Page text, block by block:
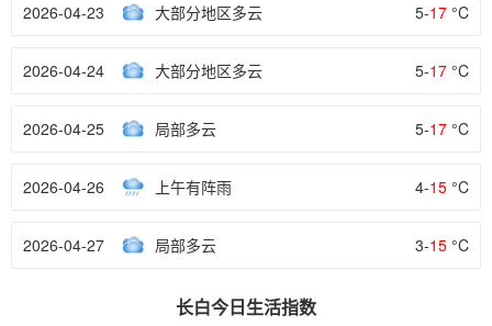
2026-04-23 大部分地区多云 5-17 °C
2026-04-24 大部分地区多云 5-17 °C
2026-04-25 局部多云 5-17 °C
2026-04-26 上午有阵雨 4-15 °C
2026-04-27 局部多云 3-15 °C
长白今日生活指数